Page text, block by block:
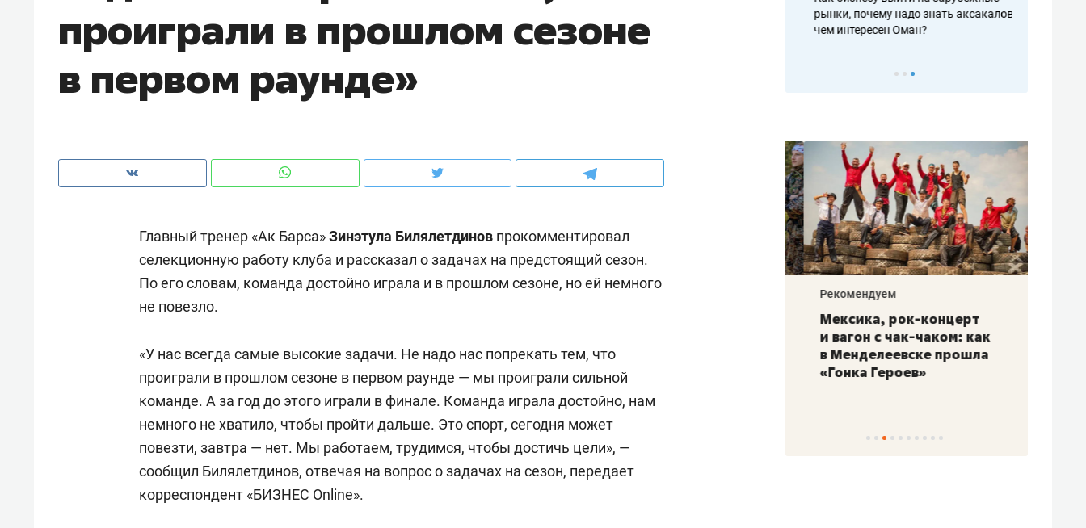
проиграли в прошлом сезоне
в первом раунде»
Главный тренер «Ак Барса»Зинэтула Билялетдинов прокомментировал
селекционную работу клуба и рассказал о задачах на предстоящий сезон.
По его словам, команда достойно играла и в прошлом сезоне, но ей немного
не повезло.
«У нас всегда самые высокие задачи. Не надо нас попрекать тем, что
проиграли в прошлом сезоне в первом раунде — мы проиграли сильной
команде. А за год до этого играли в финале. Команда играла достойно, нам
немного не хватило, чтобы пройти дальше. Это спорт, сегодня может
повезти, завтра — нет. Мы работаем, трудимся, чтобы достичь цели», —
сообщил Билялетдинов, отвечая на вопрос о задачах на сезон, передает
корреспондент «БИЗНЕС Online».
чем интересен Оман?
клиентах и чудных запросах мастеров налогах и развитии без кредитов
рынки, почему надо знать аксакалов и
чем интересен Оман?
комфорта под Казанью
Рекомендуем
безопасность в ЖК «Нова»
Рекомендуем
с ментальным и физическим
состоянием как основа
Рекомендуем
Мексика, рок-концерт
и вагон с чак-чаком: как
в Менделеевске прошла
«Гонка Героев»